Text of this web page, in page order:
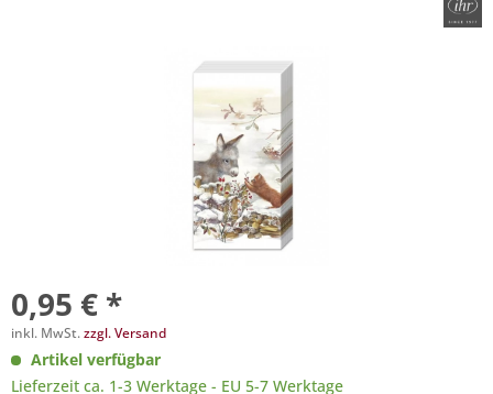
0,95 € *
inkl. MwSt.zzgl. Versand
Artikel verfügbar
Lieferzeit ca. 1-3 Werktage - EU 5-7 Werktage